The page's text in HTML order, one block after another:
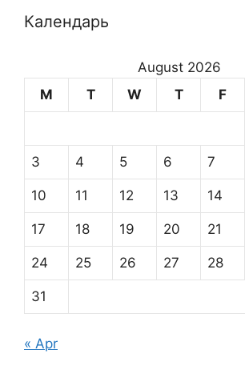
Календарь
August 2026
M
T W T F
3 4 5 6 7
10 11 12 13 14
17 18 19 20 21
24 25 26 27 28
31
« Apr